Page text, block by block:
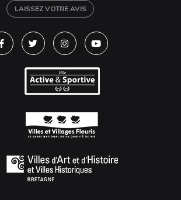
LAISSEZ VOTRE AVIS
Lien vers le compte Facebook
Lien vers le compte Twitter
Lien vers le compte
Lien vers la chaîne